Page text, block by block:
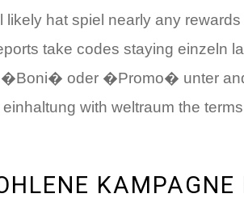
hat spiel nearly any
take codes staying einzeln
oder �Promo� unter
with weltraum the